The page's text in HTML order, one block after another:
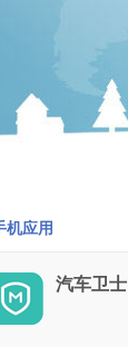
机应用
汽车卫士